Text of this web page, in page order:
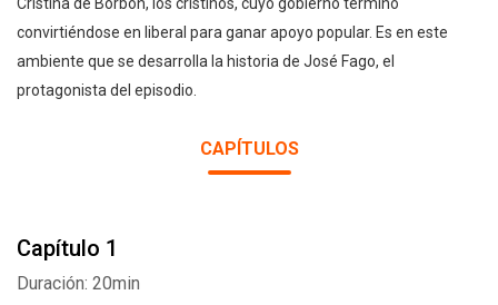
convirtiéndose en liberal para ganar apoyo popular. Es en este
ambiente que se desarrolla la historia de José Fago, el
protagonista del episodio.
CAPÍTULOS
Capítulo 1
Duración: 20min